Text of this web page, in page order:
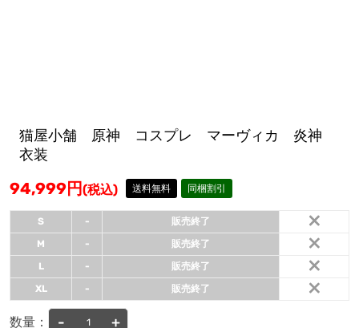
猫屋小舗 原神 コスプレ マーヴィカ 炎神
衣装
94,999円(税込) 送料無料 同梱割引
S - 販売終了 ×
M - 販売終了 ×
L - 販売終了 ×
XL - 販売終了 ×
数量： - +